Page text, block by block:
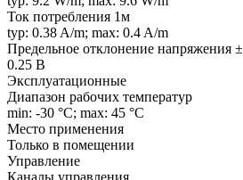
Ток потребления 1м
typ: 0.38 A/m; max: 0.4 A/m
Предельное отклонение напряжения ±
0.25 В
Эксплуатационные
Диапазон рабочих температур
min: -30 °C; max: 45 °C
Место применения
Только в помещении
Управление
Каналы управления